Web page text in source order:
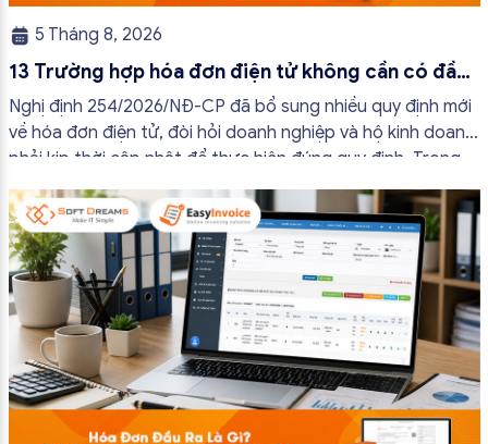
5 Tháng 8, 2026
13 Trường hợp hóa đơn điện tử không cần có đầy
đủ nội dung từ 01/7/2026
Nghị định 254/2026/NĐ-CP đã bổ sung nhiều quy định mới
về hóa đơn điện tử, đòi hỏi doanh nghiệp và hộ kinh doanh
phải kịp thời cập nhật để thực hiện đúng quy định. Trong
bài viết này, hóa đơn điện tử EasyInvoice sẽ chia sẻ 13
trường hợp hóa đơn điện tử không cần […]